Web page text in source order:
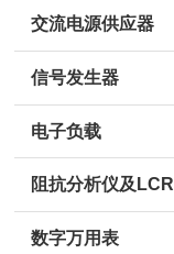
交流电源供应器
信号发生器
电子负载
阻抗分析仪及LCR
数字万用表